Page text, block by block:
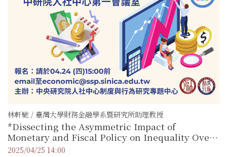
林軒馳 / 臺灣大學財務金融學系暨研究所助理教授
*Dissecting the Asymmetric Impact of
Monetary and Fiscal Policy on Inequality Over
the Business Cycle
2025/04/25 14:00